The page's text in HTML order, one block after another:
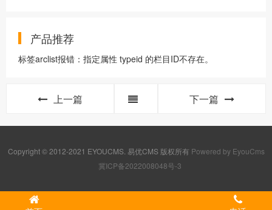
产品推荐
标签arclist报错：指定属性 typeid 的栏目ID不存在。
上一篇 下一篇
Copyright © 2012-2021 EYOUCMS. 易优CMS 版权所有 Powered by EyouCms
冀ICP备2022008048号-3